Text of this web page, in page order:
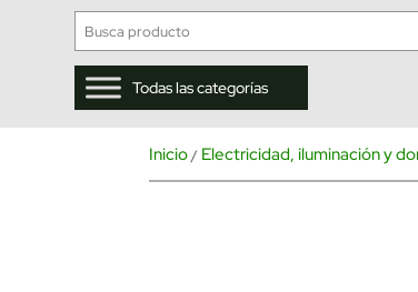
Todas las categorías
Inicio/ Electricidad, iluminación y